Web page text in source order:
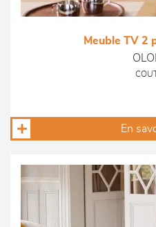
Meuble TV 2
En